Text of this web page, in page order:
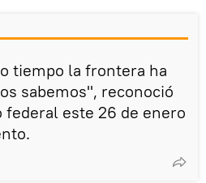
tiempo la frontera ha
sabemos", reconoció
este 26 de enero